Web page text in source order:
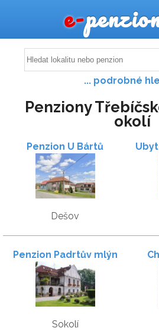
e-
... podrobné
Penziony
okolí
Penzion U Bártů
Dešov
Penzion Padrtův mlýn
Sokolí